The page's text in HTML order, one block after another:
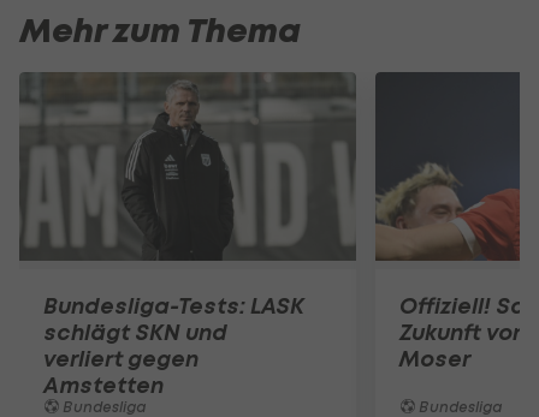
Mehr zum Thema
Bundesliga-Tests: LASK
schlägt SKN und
verliert gegen
Amstetten
Bundesliga
Offiziell!
Zukunft von
Moser
Bundesliga